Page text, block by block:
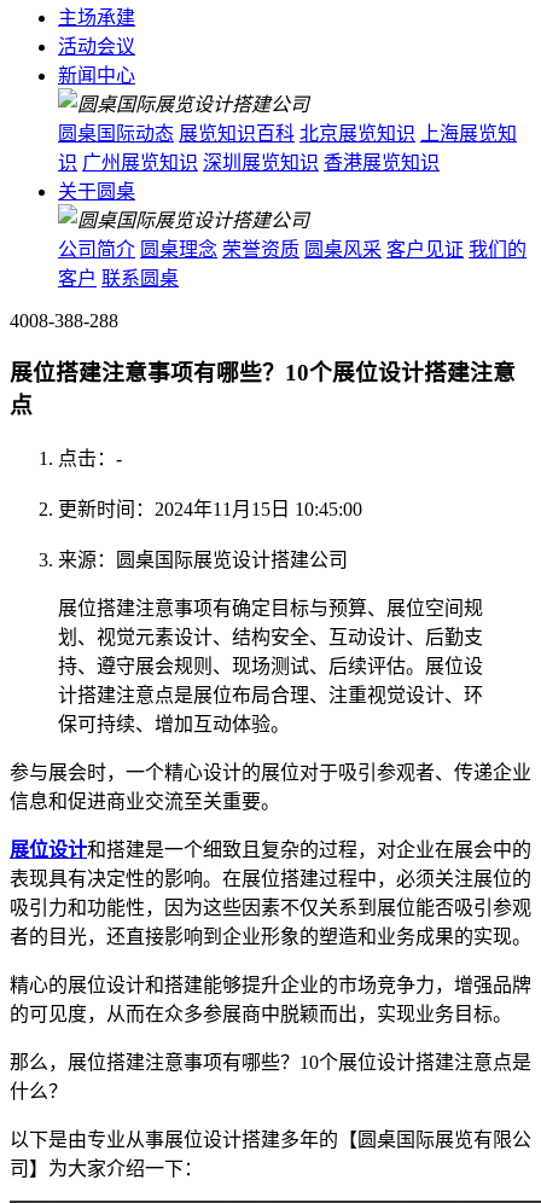
主场承建
活动会议
新闻中心
圆桌国际动态 展览知识百科 北京展览知识
上海展览知
识 广州展览知识 深圳展览知识 香港展览知识
关于圆桌
公司简介 圆桌理念 荣誉资质 圆桌风采 客户见证 我们的
客户 联系圆桌
4008-388-288
展位搭建注意事项有哪些？10个展位设计搭建注意
点
点击： -
更新时间：2024年11月15日 10:45:00
来源：圆桌国际展览设计搭建公司
展位搭建注意事项有确定目标与预算、展位空间规
划、视觉元素设计、结构安全、互动设计、后勤支
持、遵守展会规则、现场测试、后续评估。展位设
计搭建注意点是展位布局合理、注重视觉设计、环
保可持续、增加互动体验。
参与展会时，一个精心设计的展位对于吸引参观者、传递企业
信息和促进商业交流至关重要。
展位设计和搭建是一个细致且复杂的过程，对企业在展会中的
表现具有决定性的影响。在展位搭建过程中，必须关注展位的
吸引力和功能性，因为这些因素不仅关系到展位能否吸引参观
者的目光，还直接影响到企业形象的塑造和业务成果的实现。
精心的展位设计和搭建能够提升企业的市场竞争力，增强品牌
的可见度，从而在众多参展商中脱颖而出，实现业务目标。
那么，展位搭建注意事项有哪些？10个展位设计搭建注意点是
什么？
以下是由专业从事展位设计搭建多年的【圆桌国际展览有限公
司】为大家介绍一下：